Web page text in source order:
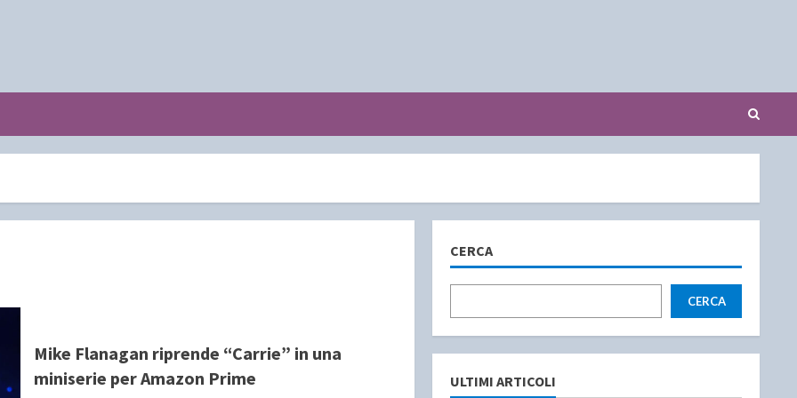
Mike Flanagan riprende “Carrie” in una
miniserie per Amazon Prime
CERCA
CERCA
ULTIMI ARTICOLI